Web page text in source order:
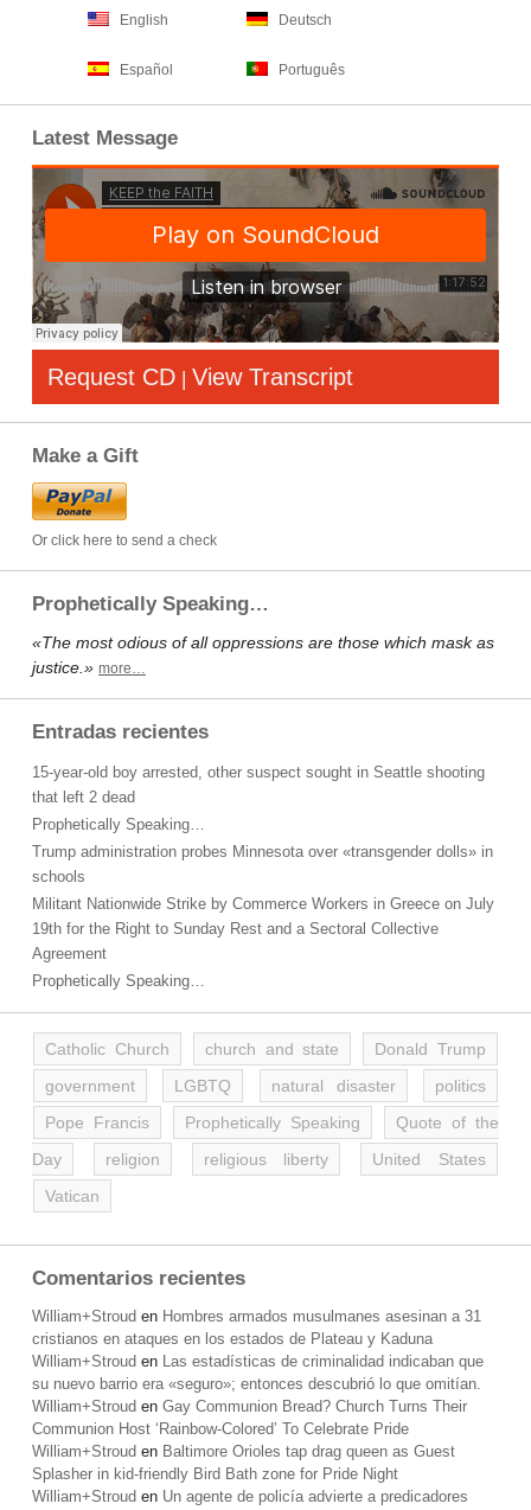
English Deutsch
Español Português
Latest Message
Request CD | View Transcript
Make a Gift
Or click here to send a check
Prophetically Speaking…
«The most odious of all oppressions are those which mask as
justice.» more…
Entradas recientes
15-year-old boy arrested, other suspect sought in Seattle shooting
that left 2 dead
Prophetically Speaking…
Trump administration probes Minnesota over «transgender dolls» in
schools
Militant Nationwide Strike by Commerce Workers in Greece on July
19th for the Right to Sunday Rest and a Sectoral Collective
Agreement
Prophetically Speaking…
Catholic Church church and state
Donald Trump
government
LGBTQ natural disaster
politics
Pope Francis
Prophetically Speaking
Quote of the
Day
religion religious liberty
United States
Vatican
Comentarios recientes
William+Stroud en Hombres armados musulmanes asesinan a 31
cristianos en ataques en los estados de Plateau y Kaduna
William+Stroud en Las estadísticas de criminalidad indicaban que
su nuevo barrio era «seguro»; entonces descubrió lo que omitían.
William+Stroud en Gay Communion Bread? Church Turns Their
Communion Host ‘Rainbow-Colored’ To Celebrate Pride
William+Stroud en Baltimore Orioles tap drag queen as Guest
Splasher in kid-friendly Bird Bath zone for Pride Night
William+Stroud en Un agente de policía advierte a predicadores